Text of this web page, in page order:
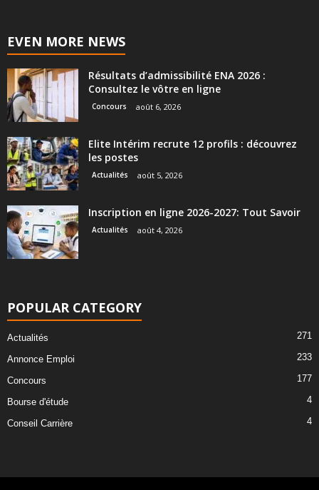
EVEN MORE NEWS
Résultats d’admissibilité ENA 2026 :
Consultez le vôtre en ligne
Concours août 6, 2026
Elite Intérim recrute 12 profils : découvrez
les postes
Actualités août 5, 2026
Inscription en ligne 2026-2027: Tout Savoir
Actualités août 4, 2026
POPULAR CATEGORY
Actualités 271
Annonce Emploi 233
Concours 177
Bourse d'étude 4
Conseil Carrière 4